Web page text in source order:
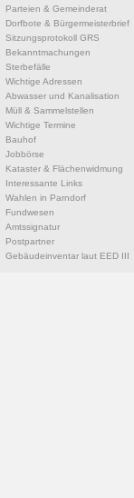
Parteien & Gemeinderat
Dorfbote & Bürgermeisterbrief
Sitzungsprotokoll GRS
Bekanntmachungen
Sterbefälle
Wichtige Adressen
Abwasser und Kanalisation
Müll & Sammelstellen
Wichtige Termine
Bauhof
Jobbörse
Kataster & Flächenwidmung
Interessante Links
Wahlen in Parndorf
Fundwesen
Amtssignatur
Postpartner
Gebäudeinventar laut EED III